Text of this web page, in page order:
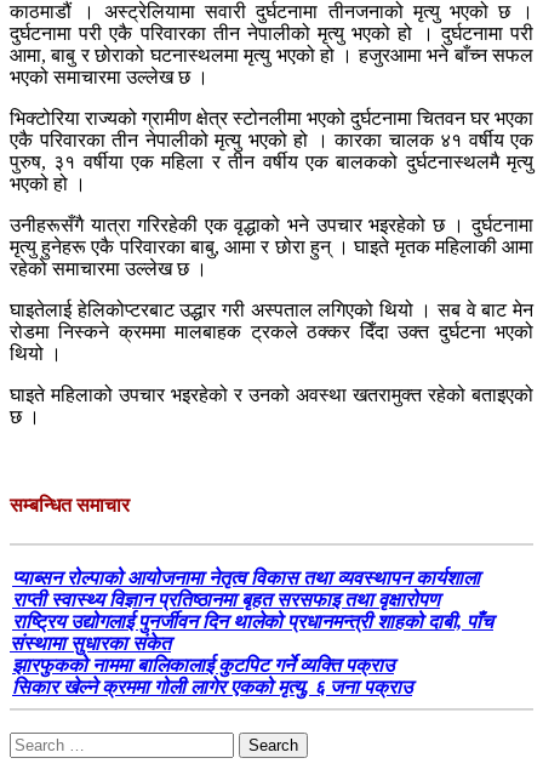
काठमाडौं । अस्ट्रेलियामा सवारी दुर्घटनामा तीनजनाको मृत्यु भएको छ ।
दुर्घटनामा परी एकै परिवारका तीन नेपालीको मृत्यु भएको हो । दुर्घटनामा परी
आमा, बाबु र छोराको घटनास्थलमा मृत्यु भएको हो । हजुरआमा भने बाँच्न सफल
भएको समाचारमा उल्लेख छ ।
भिक्टोरिया राज्यको ग्रामीण क्षेत्र स्टोनलीमा भएको दुर्घटनामा चितवन घर भएका
एकै परिवारका तीन नेपालीको मृत्यु भएको हो । कारका चालक ४१ वर्षीय एक
पुरुष, ३१ वर्षीया एक महिला र तीन वर्षीय एक बालकको दुर्घटनास्थलमै मृत्यु
भएको हो ।
उनीहरूसँगै यात्रा गरिरहेकी एक वृद्धाको भने उपचार भइरहेको छ । दुर्घटनामा
मृत्यु हुनेहरू एकै परिवारका बाबु, आमा र छोरा हुन् । घाइते मृतक महिलाकी आमा
रहेको समाचारमा उल्लेख छ ।
घाइतेलाई हेलिकोप्टरबाट उद्धार गरी अस्पताल लगिएको थियो । सब वे बाट मेन
रोडमा निस्कने क्रममा मालबाहक ट्रकले ठक्कर दिँदा उक्त दुर्घटना भएको
थियो ।
घाइते महिलाको उपचार भइरहेको र उनको अवस्था खतरामुक्त रहेको बताइएको
छ ।
सम्बन्धित समाचार
प्याब्सन रोल्पाको आयोजनामा नेतृत्व विकास तथा व्यवस्थापन कार्यशाला
राप्ती स्वास्थ्य विज्ञान प्रतिष्ठानमा बृहत सरसफाइ तथा वृक्षारोपण
राष्ट्रिय उद्योगलाई पुनर्जीवन दिन थालेको प्रधानमन्त्री शाहको दाबी, पाँच
संस्थामा सुधारका संकेत
झारफुकको नाममा बालिकालाई कुटपिट गर्ने व्यक्ति पक्राउ
सिकार खेल्ने क्रममा गोली लागेर एकको मृत्यु, ६ जना पक्राउ
Search
for: